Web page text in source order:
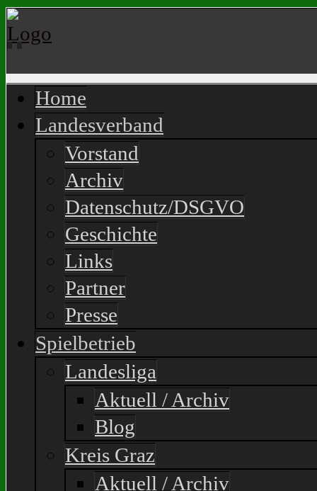
Home
Landesverband
Vorstand
Archiv
Datenschutz/DSGVO
Geschichte
Links
Partner
Presse
Spielbetrieb
Landesliga
Aktuell / Archiv
Blog
Kreis Graz
Aktuell / Archiv